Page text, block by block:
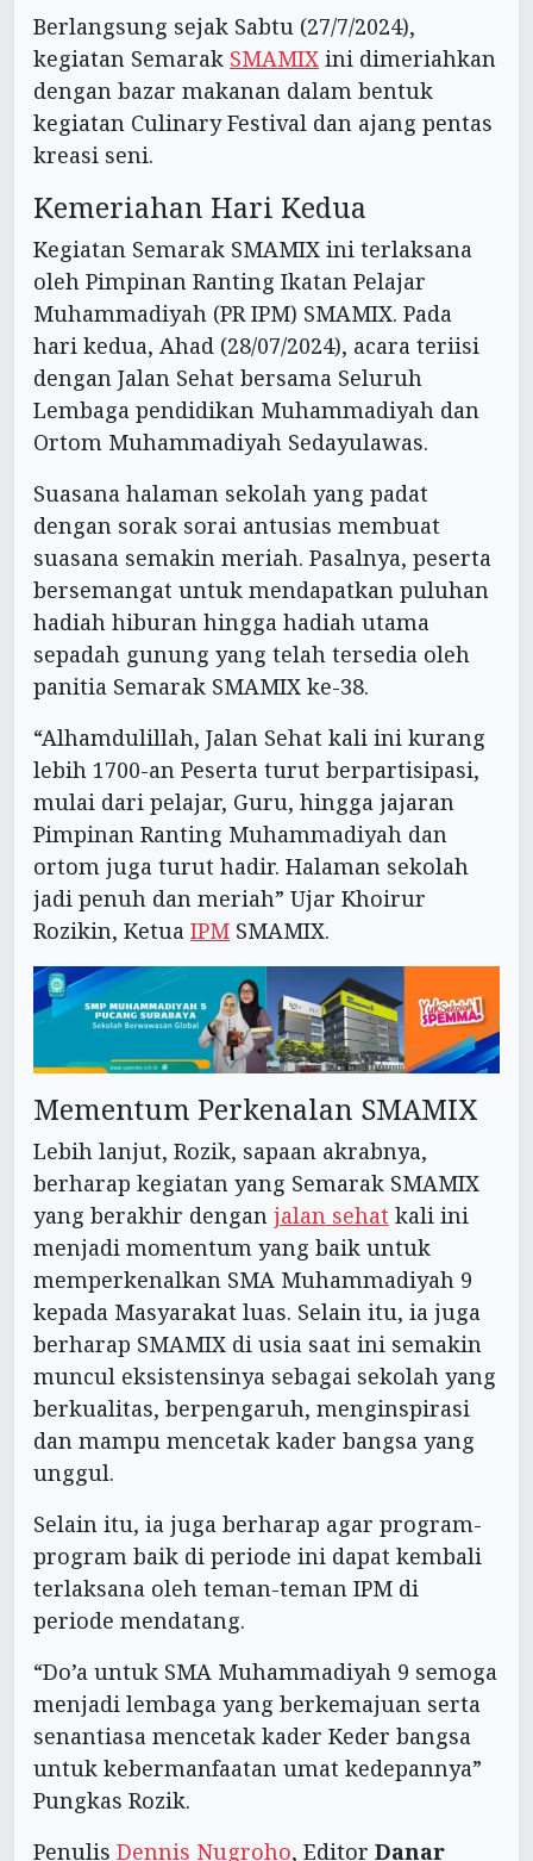
Berlangsung sejak Sabtu (27/7/2024),
kegiatan Semarak SMAMIX ini dimeriahkan
dengan bazar makanan dalam bentuk
kegiatan Culinary Festival dan ajang pentas
kreasi seni.
Kemeriahan Hari Kedua
Kegiatan Semarak SMAMIX ini terlaksana
oleh Pimpinan Ranting Ikatan Pelajar
Muhammadiyah (PR IPM) SMAMIX. Pada
hari kedua, Ahad (28/07/2024), acara teriisi
dengan Jalan Sehat bersama Seluruh
Lembaga pendidikan Muhammadiyah dan
Ortom Muhammadiyah Sedayulawas.
Suasana halaman sekolah yang padat
dengan sorak sorai antusias membuat
suasana semakin meriah. Pasalnya, peserta
bersemangat untuk mendapatkan puluhan
hadiah hiburan hingga hadiah utama
sepadah gunung yang telah tersedia oleh
panitia Semarak SMAMIX ke-38.
“Alhamdulillah, Jalan Sehat kali ini kurang
lebih 1700-an Peserta turut berpartisipasi,
mulai dari pelajar, Guru, hingga jajaran
Pimpinan Ranting Muhammadiyah dan
ortom juga turut hadir. Halaman sekolah
jadi penuh dan meriah” Ujar Khoirur
Rozikin, Ketua IPM SMAMIX.
Mementum Perkenalan SMAMIX
Lebih lanjut, Rozik, sapaan akrabnya,
berharap kegiatan yang Semarak SMAMIX
yang berakhir dengan jalan sehat kali ini
menjadi momentum yang baik untuk
memperkenalkan SMA Muhammadiyah 9
kepada Masyarakat luas. Selain itu, ia juga
berharap SMAMIX di usia saat ini semakin
muncul eksistensinya sebagai sekolah yang
berkualitas, berpengaruh, menginspirasi
dan mampu mencetak kader bangsa yang
unggul.
Selain itu, ia juga berharap agar program-
program baik di periode ini dapat kembali
terlaksana oleh teman-teman IPM di
periode mendatang.
“Do’a untuk SMA Muhammadiyah 9 semoga
menjadi lembaga yang berkemajuan serta
senantiasa mencetak kader Keder bangsa
untuk kebermanfaatan umat kedepannya”
Pungkas Rozik.
Penulis Dennis Nugroho, Editor Danar